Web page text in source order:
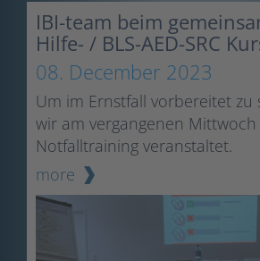
IBI-team beim
Hilfe- / BLS-AED-SRC
08. December 2023
Um im Ernstfall vorbereitet zu
wir am vergangenen Mittwoch
Notfalltraining veranstaltet.
more